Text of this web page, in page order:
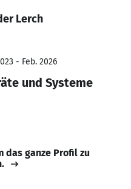
Lerch
- Feb. 2026
und Systeme
das ganze Profil zu